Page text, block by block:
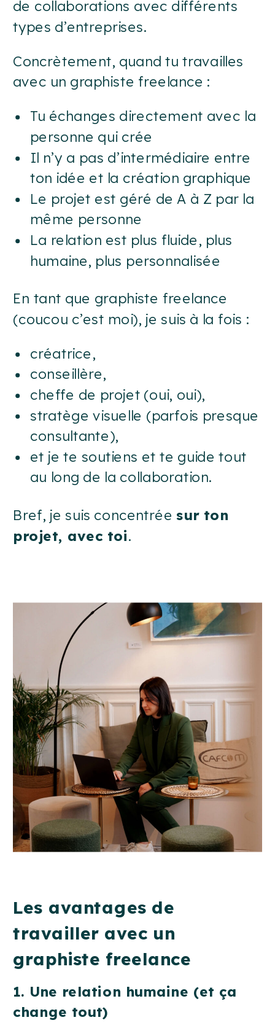
de collaborations avec différents
types d’entreprises.
Concrètement, quand tu travailles
avec un graphiste freelance :
Tu échanges directement avec la
personne qui crée
Il n’y a pas d’intermédiaire entre
ton idée et la création graphique
Le projet est géré de A à Z par la
même personne
La relation est plus fluide, plus
humaine, plus personnalisée
En tant que graphiste freelance
(coucou c’est moi), je suis à la fois :
créatrice,
conseillère,
cheffe de projet (oui, oui),
stratège visuelle (parfois presque
consultante),
et je te soutiens et te guide tout
au long de la collaboration.
Bref, je suis concentréesur ton
projet, avec toi.
Les avantages de
travailler avec un
graphiste freelance
1. Une relation humaine (et ça
change tout)